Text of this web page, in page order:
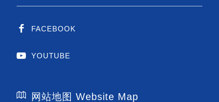
FACEBOOK
YOUTUBE
网站地图 Website Map